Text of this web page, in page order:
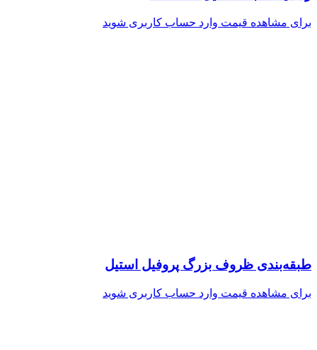
برای مشاهده قیمت وارد حساب کاربری شوید
طبقه‌بندی ظروف بزرگ پروفیل استیل
برای مشاهده قیمت وارد حساب کاربری شوید